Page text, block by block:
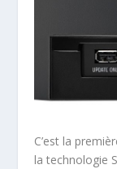
C’est la
la technologie